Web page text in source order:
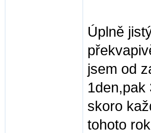
Úplně
jsem od
1den,pak
skoro
tohoto